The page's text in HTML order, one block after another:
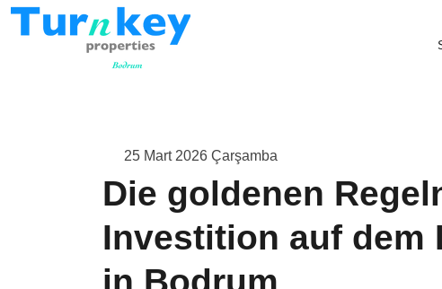
25 Mart 2026 Çarşamba
Die goldenen
Investition auf